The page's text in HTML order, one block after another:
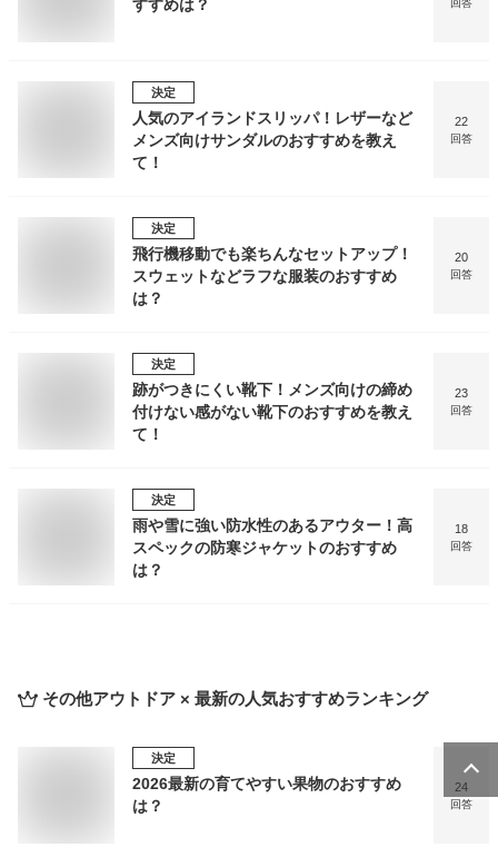
すすめは？
回答
決定
人気のアイランドスリッパ！レザーなど
メンズ向けサンダルのおすすめを教え
て！
22
回答
決定
飛行機移動でも楽ちんなセットアップ！
スウェットなどラフな服装のおすすめ
は？
20
回答
決定
跡がつきにくい靴下！メンズ向けの締め
付けない感がない靴下のおすすめを教え
て！
23
回答
決定
雨や雪に強い防水性のあるアウター！高
スペックの防寒ジャケットのおすすめ
は？
18
回答
その他アウトドア × 最新の人気おすすめランキング
決定
2026最新の育てやすい果物のおすすめ
は？
24
回答